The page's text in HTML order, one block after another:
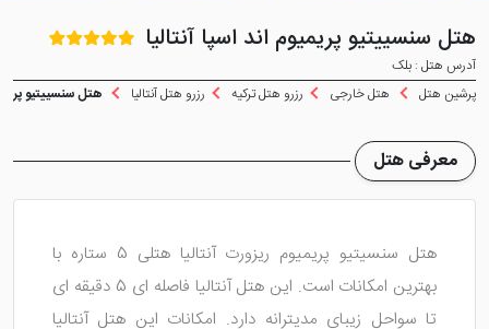
هتل سنسییتیو پریمیوم اند اسپا آنتالیا
آدرس هتل : بلک
پرشین هتل
هتل خارجی رزرو هتل ترکیه رزرو هتل آنتالیا هتل سنسییتیو
معرفی هتل
هتل سنسیتیو پریمیوم ریزورت آنتالیا هتلی 5 ستاره با
بهترین امکانات است. این هتل آنتالیا فاصله ای 5 دقیقه ای
تا سواحل زیبای مدیترانه دارد. امکانات این هتل آنتالیا